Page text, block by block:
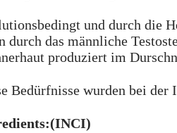
und durch die
durch das männliche
produziert im
Bedürfnisse wurden bei